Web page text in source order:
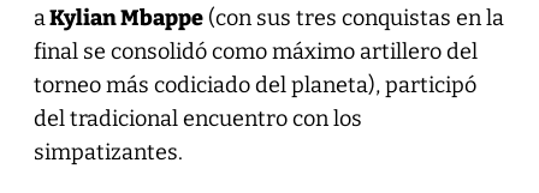
aKylian Mbappe(con sus tres conquistas en la
final se consolidó como máximo artillero del
torneo más codiciado del planeta), participó
del tradicional encuentro con los
simpatizantes.